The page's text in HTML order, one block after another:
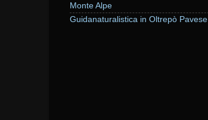
Monte Alpe
Guidanaturalistica in Oltrepò Pavese